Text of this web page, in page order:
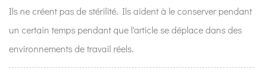
Ils ne créent pas de stérilité. Ils aident à le conserver pendant
un certain temps pendant que l'article se déplace dans des
environnements de travail réels.